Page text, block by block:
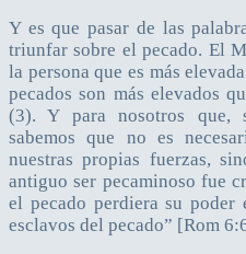
Y es que pasar de las
triunfar sobre el pecado. El
la persona que es más
pecados son más elevados
(3). Y para nosotros que,
sabemos que no es
nuestras propias fuerzas,
antiguo ser pecaminoso fue
el pecado perdiera su poder
esclavos del pecado” [Rom